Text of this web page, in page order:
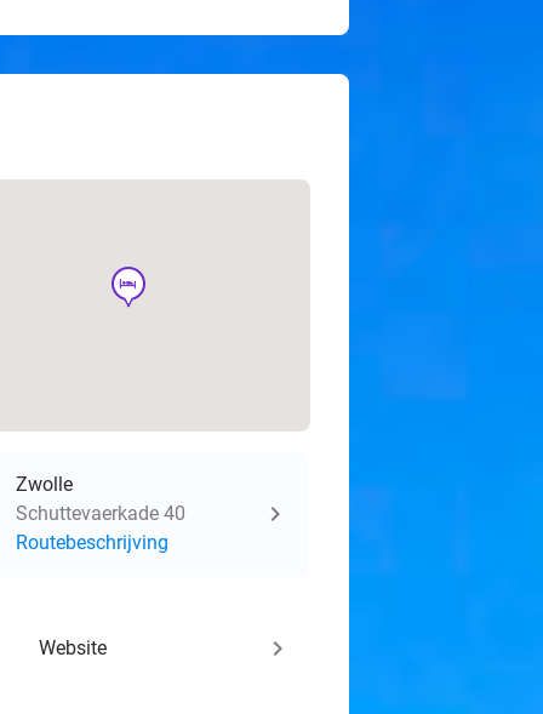
hotel
Zwolle
Schuttevaerkade 40
Routebeschrijving
Website keyboard_arrow_right